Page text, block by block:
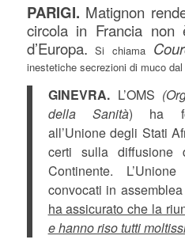
PARIGI. Matignon
circola in Francia
d’Europa. Si chiama
inestetiche secrezioni di muco dal
GINEVRA.L’OMS
della Sanità) ha
all’Unione degli Stati
certi sulla diffusione
Continente.
convocati in
ha assicurato che la
e hanno riso tutti